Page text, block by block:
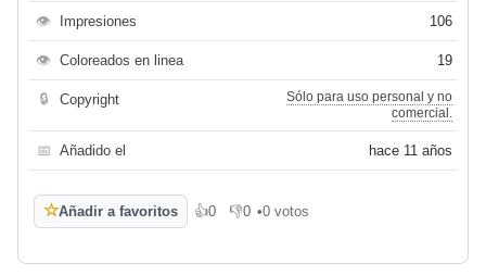
👁 Impresiones 106
👁 Coloreados en linea 19
🔒 Copyright
Sólo para uso personal y no
comercial.
📅 Añadido el hace 11 años
☆Añadir a favoritos 👍0
Me gusta
👎0
No me gusta
•0 votos